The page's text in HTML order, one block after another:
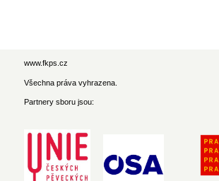
www.fkps.cz
Všechna práva vyhrazena.
Partnery sboru jsou: